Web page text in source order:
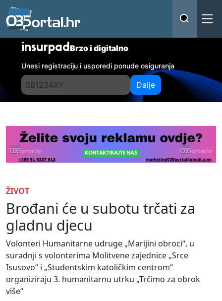
insurpadBrzo i digitalno
Unesi registraciju i usporedi ponude osiguranja
Dalje
ŽIVOT
Brođani će u subotu trčati za
gladnu djecu
Volonteri Humanitarne udruge „Marijini obroci“, u
suradnji s volonterima Molitvene zajednice „Srce
Isusovo“ i „Studentskim katoličkim centrom“
organiziraju 3. humanitarnu utrku „Trčimo za obrok
više“